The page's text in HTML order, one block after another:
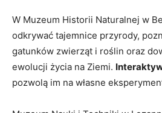
W Muzeum Historii Naturalnej w
odkrywać tajemnice ‌przyrody,⁤
gatunków zwierząt i roślin oraz
ewolucji życia na Ziemi.
pozwolą ‌im na⁢ własne